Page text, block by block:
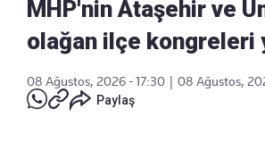
MHP'nin Ataşehir ve
olağan ilçe kongreleri
08 Ağustos, 2026 - 17:30
08 Ağustos,
Paylaş